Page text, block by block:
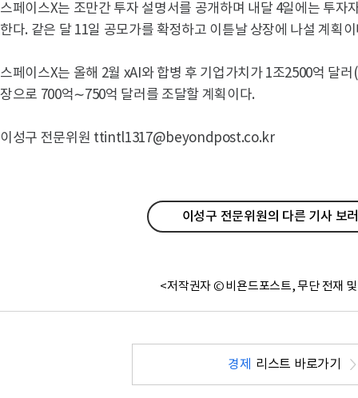
스페이스X는 조만간 투자 설명서를 공개하며 내달 4일에는 투자
한다. 같은 달 11일 공모가를 확정하고 이튿날 상장에 나설 계획
스페이스X는 올해 2월 xAI와 합병 후 기업가치가 1조2500억 달
장으로 700억∼750억 달러를 조달할 계획이다.
이성구 전문위원 ttintl1317@beyondpost.co.kr
이성구 전문위원의 다른 기사 보
<저작권자 © 비욘드포스트, 무단 전재
경제 리스트 바로가기